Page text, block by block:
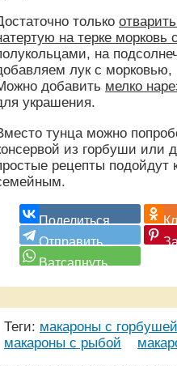
только
на терке морковь
на
лук с
добавить мелко
украшения.
тунца можно
из горбуши или
рецепты подойдут
Теги: макароны с горбушей
макароны с рыбой